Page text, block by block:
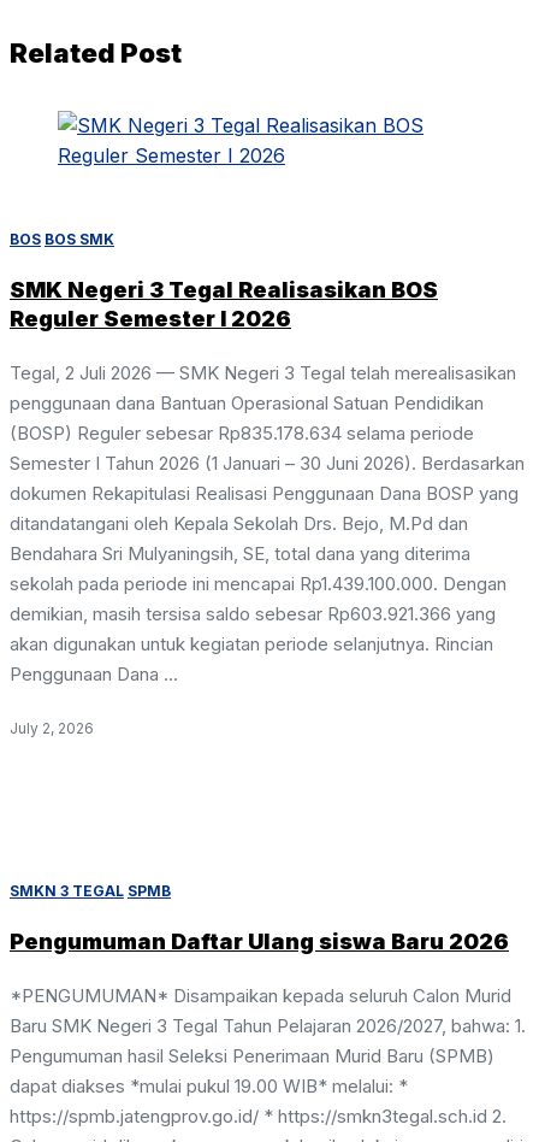
Related Post
BOS BOS SMK
SMK Negeri 3 Tegal Realisasikan BOS
Reguler Semester I 2026
Tegal, 2 Juli 2026 — SMK Negeri 3 Tegal telah merealisasikan
penggunaan dana Bantuan Operasional Satuan Pendidikan
(BOSP) Reguler sebesar Rp835.178.634 selama periode
Semester I Tahun 2026 (1 Januari – 30 Juni 2026). Berdasarkan
dokumen Rekapitulasi Realisasi Penggunaan Dana BOSP yang
ditandatangani oleh Kepala Sekolah Drs. Bejo, M.Pd dan
Bendahara Sri Mulyaningsih, SE, total dana yang diterima
sekolah pada periode ini mencapai Rp1.439.100.000. Dengan
demikian, masih tersisa saldo sebesar Rp603.921.366 yang
akan digunakan untuk kegiatan periode selanjutnya. Rincian
Penggunaan Dana ...
July 2, 2026
SMKN 3 TEGAL SPMB
Pengumuman Daftar Ulang siswa Baru 2026
*PENGUMUMAN* Disampaikan kepada seluruh Calon Murid
Baru SMK Negeri 3 Tegal Tahun Pelajaran 2026/2027, bahwa: 1.
Pengumuman hasil Seleksi Penerimaan Murid Baru (SPMB)
dapat diakses *mulai pukul 19.00 WIB* melalui: *
https://spmb.jatengprov.go.id/ * https://smkn3tegal.sch.id 2.